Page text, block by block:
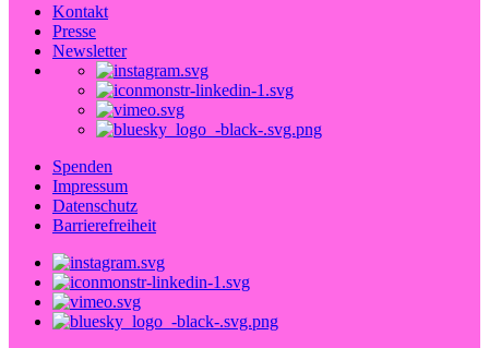
Kontakt
Presse
Newsletter
Spenden
Impressum
Datenschutz
Barrierefreiheit